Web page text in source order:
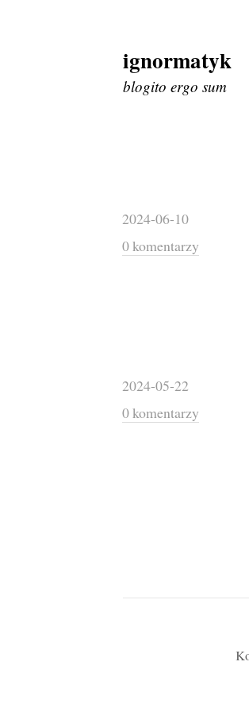
Skip
to
content
ignormatyk
blogito ergo sum
2024-06-10
0 komentarzy
2024-05-22
0 komentarzy